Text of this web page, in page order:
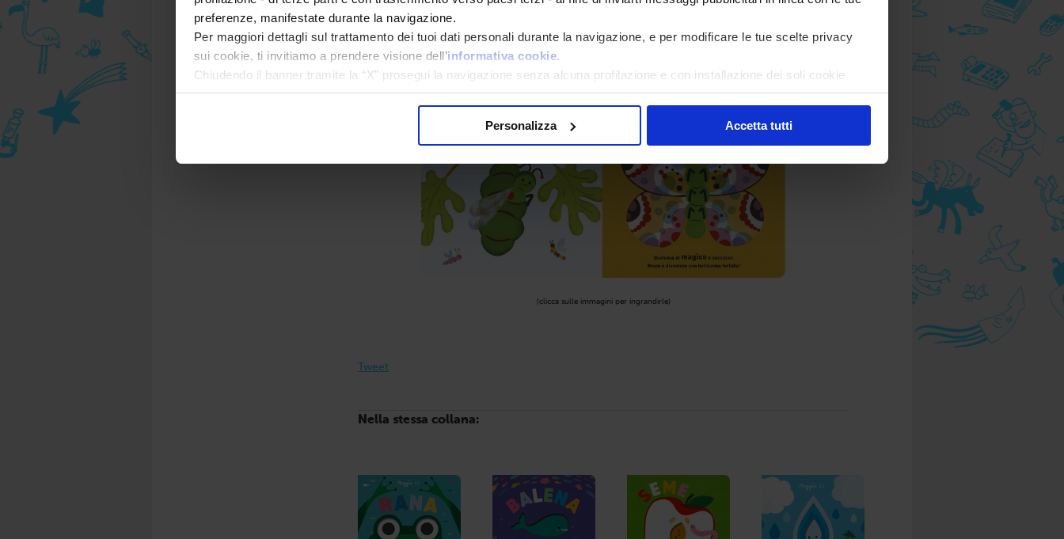
preferenze, manifestate durante la navigazione.
Per maggiori dettagli sul trattamento dei tuoi dati personali durante la navigazione, e per modificare le tue scelte privacy
sui cookie, ti invitiamo a prendere visione dell’informativa cookie.
Chiudendo il banner tramite la “X” prosegui la navigazione senza alcuna profilazione e con installazione dei soli cookie
tecnici. Selezionando “Accetta tutti” presti il tuo consenso alla profilazione che potrai revocare in ogni momentoRevoca
Personalizza Accetta tutti
(clicca sulle immagini per ingrandirle)
Tweet
Nella stessa collana: